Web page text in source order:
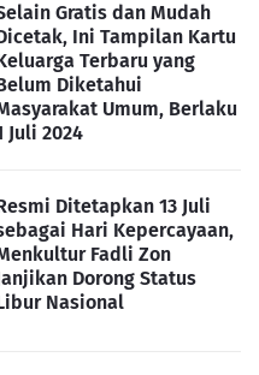
Gratis dan Mudah
Ini Tampilan Kartu
Terbaru yang
Diketahui
Umum, Berlaku
Juli 2024
Ditetapkan 13 Juli
Hari Kepercayaan,
Fadli Zon
Dorong Status
Nasional